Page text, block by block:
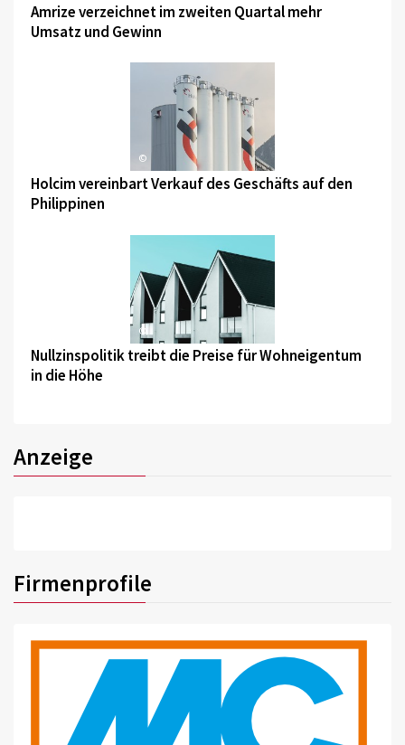
Amrize verzeichnet im zweiten Quartal mehr
Umsatz und Gewinn
©
Holcim vereinbart Verkauf des Geschäfts auf den
Philippinen
©
Nullzinspolitik treibt die Preise für Wohneigentum
in die Höhe
Anzeige
Firmenprofile